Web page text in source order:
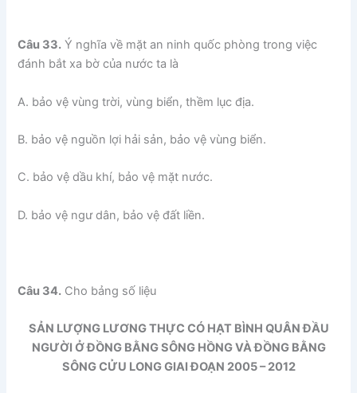
Câu 33. Ý nghĩa về mặt an ninh quốc phòng trong việc
đánh bắt xa bờ của nước ta là
A. bảo vệ vùng trời, vùng biển, thềm lục địa.
B. bảo vệ nguồn lợi hải sản, bảo vệ vùng biển.
C. bảo vệ dầu khí, bảo vệ mặt nước.
D. bảo vệ ngư dân, bảo vệ đất liền.
Câu 34. Cho bảng số liệu
SẢN LƯỢNG LƯƠNG THỰC CÓ HẠT BÌNH QUÂN ĐẦU
NGƯỜI Ở ĐỒNG BẰNG SÔNG HỒNG VÀ ĐỒNG BẰNG
SÔNG CỬU LONG GIAI ĐOẠN 2005 – 2012